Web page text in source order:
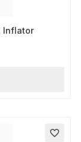
Inflator
favorite_border